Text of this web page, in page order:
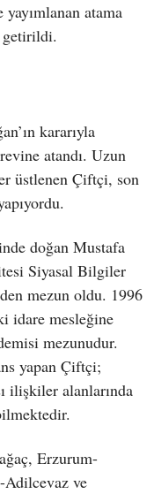
atama
getirildi.
kararıyla
atandı. Uzun
üstlenen Çiftçi, son
doğan Mustafa
Siyasal Bilgiler
mezun oldu. 1996
idare mesleğine
mezunudur.
yapan Çiftçi;
ilişkiler alanlarında
Erzurum-
ve